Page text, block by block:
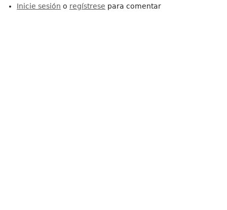
Inicie sesión o regístrese para comentar